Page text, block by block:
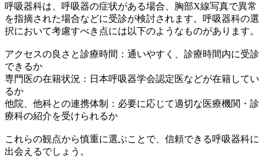
呼吸器科は、呼吸器の症状がある場合、胸部X線写真で異常
を指摘された場合などに受診が検討されます。呼吸器科の選
択において考慮すべき点には以下のようなものがあります。
アクセスの良さと診療時間：通いやすく、診療時間内に受診
できるか
専門医の在籍状況：日本呼吸器学会認定医などが在籍してい
るか
他院、他科との連携体制：必要に応じて適切な医療機関・診
療科の紹介を受けられるか
これらの観点から慎重に選ぶことで、信頼できる呼吸器科に
出会えるでしょう。